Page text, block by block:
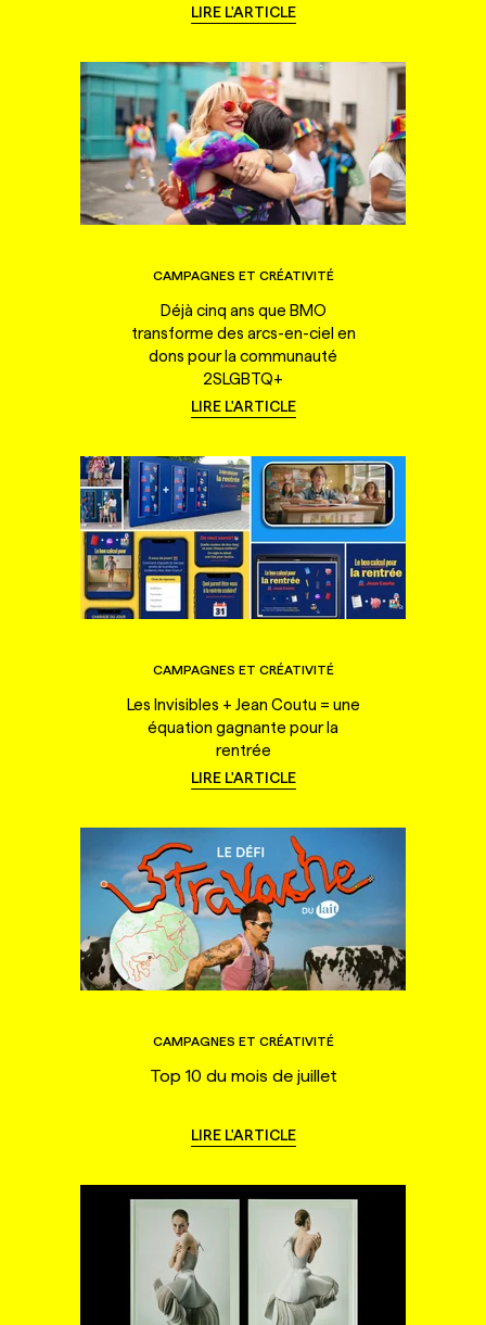
LIRE L'ARTICLE
CAMPAGNES ET CRÉATIVITÉ
Déjà cinq ans que BMO
transforme des arcs-en-ciel en
dons pour la communauté
2SLGBTQ+
LIRE L'ARTICLE
CAMPAGNES ET CRÉATIVITÉ
Les Invisibles + Jean Coutu = une
équation gagnante pour la
rentrée
LIRE L'ARTICLE
CAMPAGNES ET CRÉATIVITÉ
Top 10 du mois de juillet
LIRE L'ARTICLE